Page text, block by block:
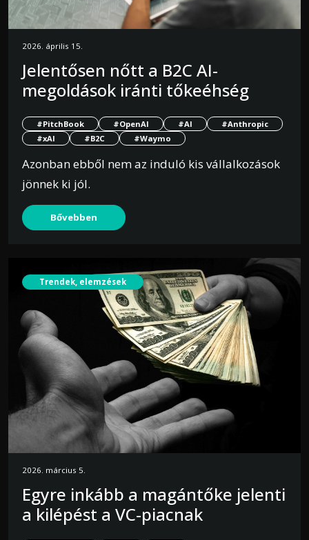
2026. április 15.
Jelentősen nőtt a B2C AI-
megoldások iránti tőkeéhség
#PitchBook #OpenAI #AI
#Anthropic
#xAI
#B2C #Waymo
Azonban ebből nem az induló kis vállalkozások
jönnek ki jól.
Bővebben
Trendek, elemzések
2026. március 5.
Egyre inkább a magántőke jelenti
a kilépést a VC-piacnak